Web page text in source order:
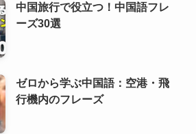
中国旅行で役立つ！中国語フレ
ーズ30選
ゼロから学ぶ中国語：空港・飛
行機内のフレーズ